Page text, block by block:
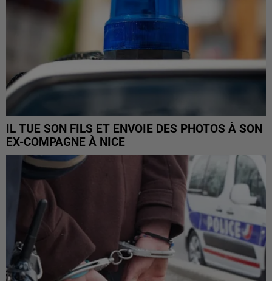
IL TUE SON FILS ET ENVOIE DES PHOTOS À SON
EX-COMPAGNE À NICE